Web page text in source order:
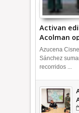
Activan
Acolman
Azucena
Sánchez
recorridos ...